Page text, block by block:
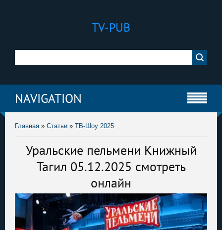
TV-PUB
NAVIGATION
Главная » Статьи » ТВ-Шоу 2025
Уральские пельмени Книжный
Тагил 05.12.2025 смотреть
онлайн